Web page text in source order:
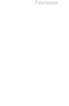
Реклама